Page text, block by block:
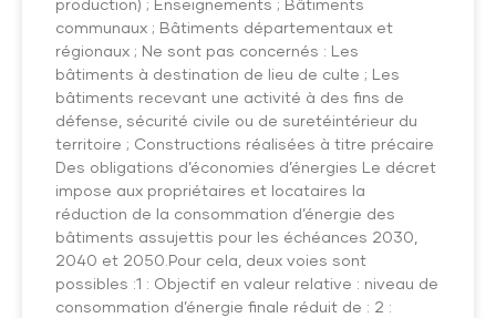
production) ; Enseignements ; Bâtiments
communaux ; Bâtiments départementaux et
régionaux ; Ne sont pas concernés : Les
bâtiments à destination de lieu de culte ; Les
bâtiments recevant une activité à des fins de
défense, sécurité civile ou de suretéintérieur du
territoire ; Constructions réalisées à titre précaire
Des obligations d’économies d’énergies Le décret
impose aux propriétaires et locataires la
réduction de la consommation d’énergie des
bâtiments assujettis pour les échéances 2030,
2040 et 2050.Pour cela, deux voies sont
possibles :1 : Objectif en valeur relative : niveau de
consommation d’énergie finale réduit de : 2 :